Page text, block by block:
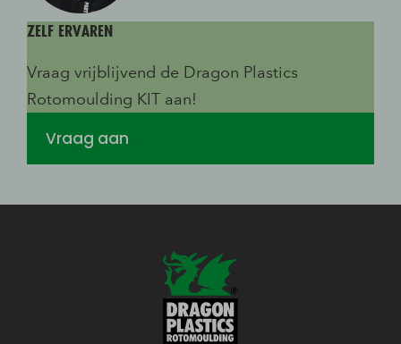
ZELF ERVAREN
Vraag vrijblijvend de Dragon Plastics
Rotomoulding KIT aan!
Vraag aan